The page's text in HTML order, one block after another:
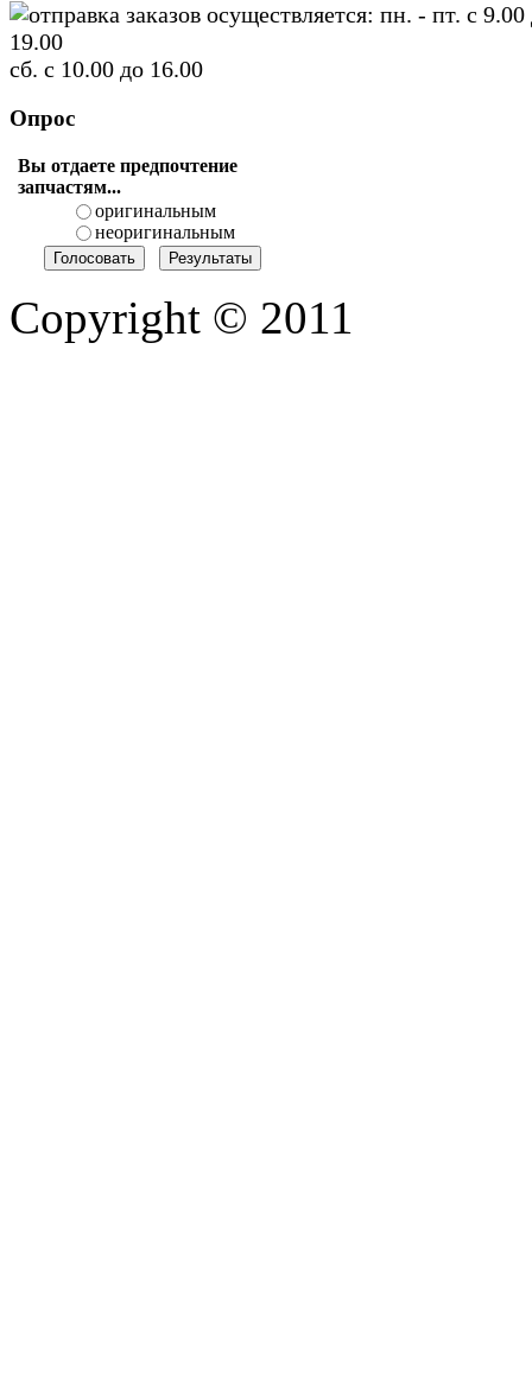
отправка заказов осуществляется: пн. - пт. с 9.00
19.00
сб. с 10.00 до 16.00
Опрос
Вы отдаете предпочтение
запчастям...
оригинальным
неоригинальным
Copyright © 2011